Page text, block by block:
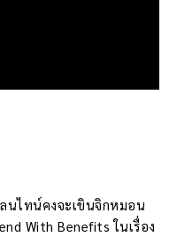
นไทน์คงจะเขินจิกหมอน
With Benefits ในเรื่อง